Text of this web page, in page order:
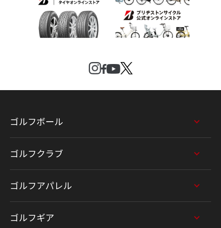
ゴルフボール
ゴルフクラブ
ゴルフアパレル
ゴルフギア